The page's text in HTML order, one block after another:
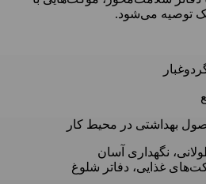
توصیه می‌شود.
بهداشتی در محیط کار
نگهداری آسان
غذایی، دفاتر شلوغ